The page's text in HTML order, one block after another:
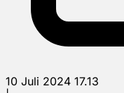
10 Juli 2024 17.13